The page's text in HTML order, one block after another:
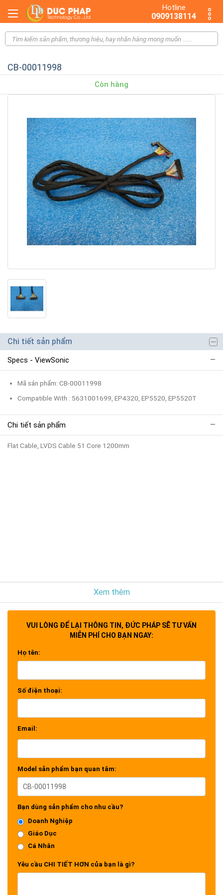
Hotline
0909138114
CB-00011998
Còn hàng
Chi tiết sản phẩm
Specs - ViewSonic
Mã sản phẩm: CB-00011998
Compatible With : 5631001699, EP4320, EP5520, EP5520T
Chi tiết sản phẩm
Flat Cable, LVDS Cable 51 Core 1200mm
Xem thêm
VUI LÒNG ĐỂ LẠI THÔNG TIN, ĐỨC PHÁP SẼ TƯ VẤN
MIỄN PHÍ CHO BẠN NGAY:
Họ tên:
Số điện thoại:
Email:
Model sản phẩm bạn quan tâm:
Bạn dùng sản phẩm cho nhu cầu?
Doanh Nghiệp
Giáo Dục
Cá Nhân
Yêu cầu CHI TIẾT HƠN của bạn là gì?